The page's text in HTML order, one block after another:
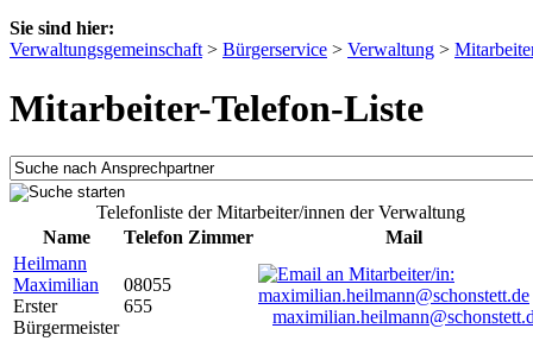
Sie sind hier:
Verwaltungsgemeinschaft > Bürgerservice > Verwaltung >
Mitarbeiter-Telefon-Liste
Telefonliste der Mitarbeiter/innen der Verwaltung
Name
Telefon Zimmer
Mail
Heilmann
Maximilian
Erster
Bürgermeister
08055
655